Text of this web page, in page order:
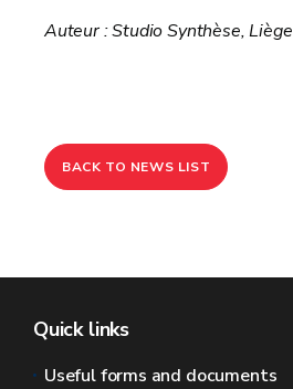
Auteur : Studio Synthèse, Liège
BACK TO NEWS LIST
Quick links
Useful forms and documents